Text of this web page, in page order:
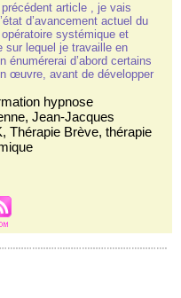
article , je vais
d’avancement actuel du
systémique et
sur lequel je travaille en
énumérerai d’abord certains
œuvre, avant de développer
hypnose
, Jean-Jacques
, Thérapie Brève, thérapie